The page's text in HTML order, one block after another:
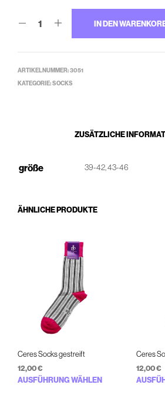
IN DEN
ARTIKELNUMMER:3051
KATEGORIE:SOCKS
ZUSÄTZLICHE
größe 39-42, 43-46
ÄHNLICHE PRODUKTE
Ceres Socks gestreift
12,00€
AUSFÜHRUNG WÄHLEN
Dieses
Ceres
12,00€